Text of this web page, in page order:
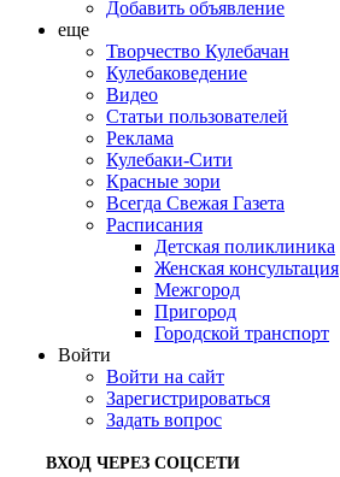
Добавить объявление
еще
Творчество Кулебачан
Кулебаковедение
Видео
Статьи пользователей
Реклама
Кулебаки-Сити
Красные зори
Всегда Свежая Газета
Расписания
Детская поликлиника
Женская консультация
Межгород
Пригород
Городской транспорт
Войти
Войти на сайт
Зарегистрироваться
Задать вопрос
ВХОД ЧЕРЕЗ СОЦСЕТИ